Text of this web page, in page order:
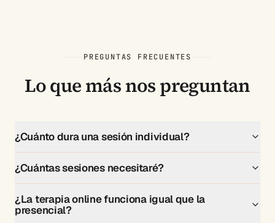
PREGUNTAS FRECUENTES
Lo que más nos preguntan
¿Cuánto dura una sesión individual?
¿Cuántas sesiones necesitaré?
¿La terapia online funciona igual que la
presencial?